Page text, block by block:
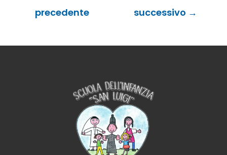
precedente
successivo →